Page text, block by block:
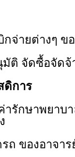
กจ่ายต่างๆ
มัติ จัดซื้อจัด
ดิการ
ารักษาพยาบ
ถ ของอาจา